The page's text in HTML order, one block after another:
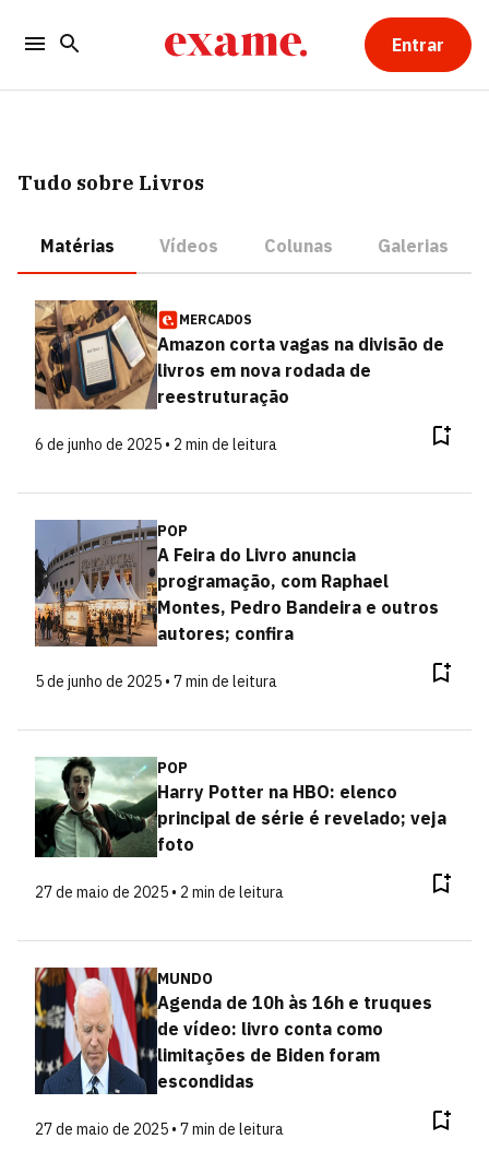
Entrar
Tudo sobre Livros
Matérias Vídeos Colunas Galerias
MERCADOS
Amazon corta vagas na divisão de
livros em nova rodada de
reestruturação
6 de junho de 2025 • 2 min de leitura
POP
A Feira do Livro anuncia
programação, com Raphael
Montes, Pedro Bandeira e outros
autores; confira
5 de junho de 2025 • 7 min de leitura
POP
Harry Potter na HBO: elenco
principal de série é revelado; veja
foto
27 de maio de 2025 • 2 min de leitura
MUNDO
Agenda de 10h às 16h e truques
de vídeo: livro conta como
limitações de Biden foram
escondidas
27 de maio de 2025 • 7 min de leitura